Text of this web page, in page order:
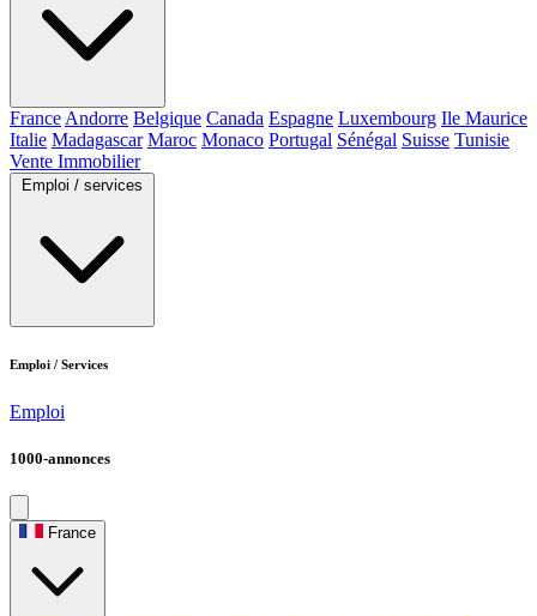
France Andorre Belgique Canada Espagne Luxembourg Ile Maurice
Italie Madagascar Maroc Monaco Portugal Sénégal Suisse Tunisie
Vente Immobilier
Emploi / services
Emploi / Services
Emploi
1000-annonces
France